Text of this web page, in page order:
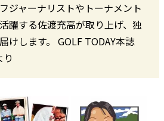
ジャーナリストやトーナメント
躍する佐渡充高が取り上げ、独
けします。 GOLF TODAY本誌